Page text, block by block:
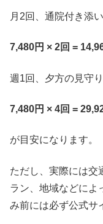
月2回、通院付き添
7,480円 × 2回 =
週1回、夕方の見守
7,480円 × 4回 =
が目安になります。
ただし、実際には交
ラン、地域などによ
み前には必ず公式サ